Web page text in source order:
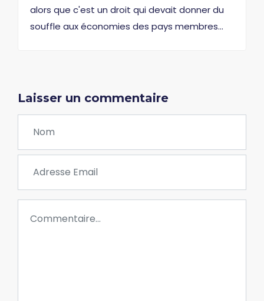
alors que c'est un droit qui devait donner du
souffle aux économies des pays membres...
Laisser un commentaire